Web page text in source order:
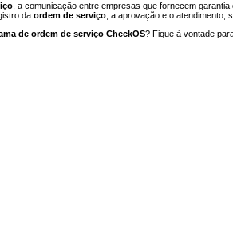
, a comunicação entre empresas que fornecem
daordem de serviço , a aprovação e o atendimento,
de ordem de serviço CheckOS? Fique à vontade